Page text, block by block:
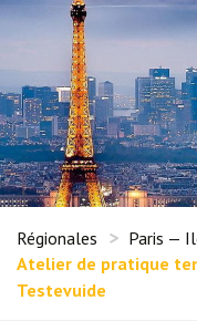
Régionales Paris —
Atelier de pratique
Testevuide